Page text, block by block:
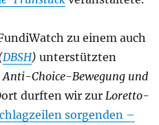
zu einem auch
DBSH) unterstützten
Choice-Bewegung und
durften wir zur Loretto-
sorgenden –